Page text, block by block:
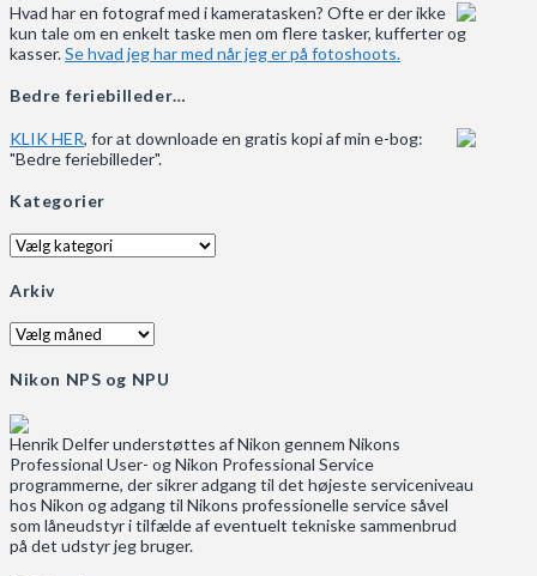
Hvad har en fotograf med i kameratasken? Ofte er der ikke
kun tale om en enkelt taske men om flere tasker, kufferter og
kasser.Se hvad jeg har med når jeg er på fotoshoots.
Bedre feriebilleder…
KLIK HER, for at downloade en gratis kopi af min e-bog:
"Bedre feriebilleder".
Kategorier
Kategorier
Arkiv
Arkiv
Nikon NPS og NPU
Henrik Delfer understøttes af Nikon gennem Nikons
Professional User- og Nikon Professional Service
programmerne, der sikrer adgang til det højeste serviceniveau
hos Nikon og adgang til Nikons professionelle service såvel
som låneudstyr i tilfælde af eventuelt tekniske sammenbrud
på det udstyr jeg bruger.